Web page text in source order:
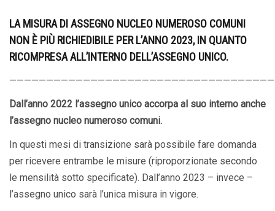
LA MISURA DI ASSEGNO NUCLEO NUMEROSO COMUNI
NON È PIÙ RICHIEDIBILE PER L’ANNO 2023, IN QUANTO
RICOMPRESA ALL’INTERNO DELL’ASSEGNO UNICO.
Dall’anno 2022 l’assegno unico accorpa al suo interno anche
l’assegno nucleo numeroso comuni.
In questi mesi di transizione sarà possibile fare domanda
per ricevere entrambe le misure (riproporzionate secondo
le mensilità sotto specificate). Dall’anno 2023 – invece –
l’assegno unico sarà l’unica misura in vigore.